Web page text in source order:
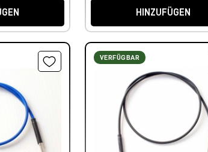
HINZUFÜGEN
VERFÜGBAR